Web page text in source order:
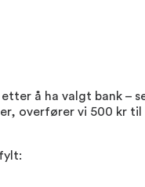
å ha valgt bank –
overfører vi 500 kr til